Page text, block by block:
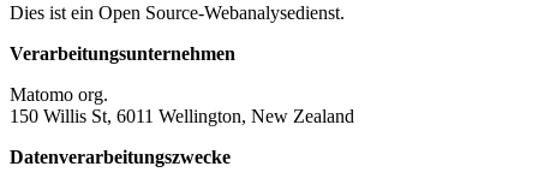
Dies ist ein Open Source-Webanalysedienst.
Verarbeitungsunternehmen
Matomo org.
150 Willis St, 6011 Wellington, New Zealand
Datenverarbeitungszwecke